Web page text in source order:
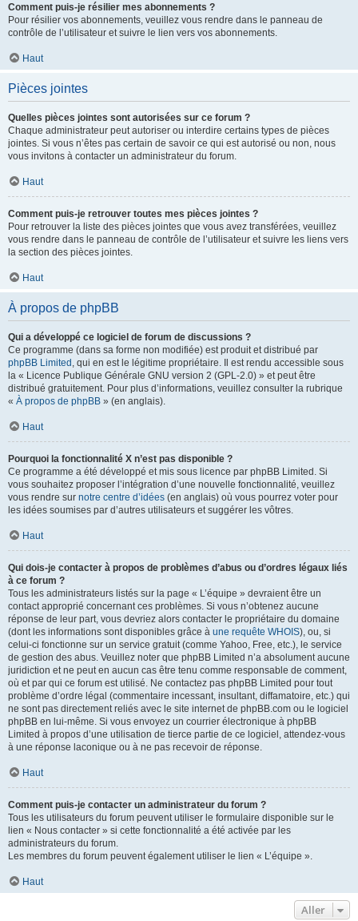
Comment puis-je résilier mes abonnements ?
Pour résilier vos abonnements, veuillez vous rendre dans le panneau de
contrôle de l’utilisateur et suivre le lien vers vos abonnements.
Haut
Pièces jointes
Quelles pièces jointes sont autorisées sur ce forum ?
Chaque administrateur peut autoriser ou interdire certains types de pièces
jointes. Si vous n’êtes pas certain de savoir ce qui est autorisé ou non, nous
vous invitons à contacter un administrateur du forum.
Haut
Comment puis-je retrouver toutes mes pièces jointes ?
Pour retrouver la liste des pièces jointes que vous avez transférées, veuillez
vous rendre dans le panneau de contrôle de l’utilisateur et suivre les liens vers
la section des pièces jointes.
Haut
À propos de phpBB
Qui a développé ce logiciel de forum de discussions ?
Ce programme (dans sa forme non modifiée) est produit et distribué par
phpBB Limited , qui en est le légitime propriétaire. Il est rendu accessible sous
la « Licence Publique Générale GNU version 2 (GPL-2.0) » et peut être
distribué gratuitement. Pour plus d’informations, veuillez consulter la rubrique
« À propos de phpBB » (en anglais).
Haut
Pourquoi la fonctionnalité X n’est pas disponible ?
Ce programme a été développé et mis sous licence par phpBB Limited. Si
vous souhaitez proposer l’intégration d’une nouvelle fonctionnalité, veuillez
vous rendre sur notre centre d’idées (en anglais) où vous pourrez voter pour
les idées soumises par d’autres utilisateurs et suggérer les vôtres.
Haut
Qui dois-je contacter à propos de problèmes d’abus ou d’ordres légaux liés
à ce forum ?
Tous les administrateurs listés sur la page « L’équipe » devraient être un
contact approprié concernant ces problèmes. Si vous n’obtenez aucune
réponse de leur part, vous devriez alors contacter le propriétaire du domaine
(dont les informations sont disponibles grâce à une requête WHOIS), ou, si
celui-ci fonctionne sur un service gratuit (comme Yahoo, Free, etc.), le service
de gestion des abus. Veuillez noter que phpBB Limited n’a absolument aucune
juridiction et ne peut en aucun cas être tenu comme responsable de comment,
où et par qui ce forum est utilisé. Ne contactez pas phpBB Limited pour tout
problème d’ordre légal (commentaire incessant, insultant, diffamatoire, etc.) qui
ne sont pas directement reliés avec le site internet de phpBB.com ou le logiciel
phpBB en lui-même. Si vous envoyez un courrier électronique à phpBB
Limited à propos d’une utilisation de tierce partie de ce logiciel, attendez-vous
à une réponse laconique ou à ne pas recevoir de réponse.
Haut
Comment puis-je contacter un administrateur du forum ?
Tous les utilisateurs du forum peuvent utiliser le formulaire disponible sur le
lien « Nous contacter » si cette fonctionnalité a été activée par les
administrateurs du forum.
Les membres du forum peuvent également utiliser le lien « L’équipe ».
Haut
Aller